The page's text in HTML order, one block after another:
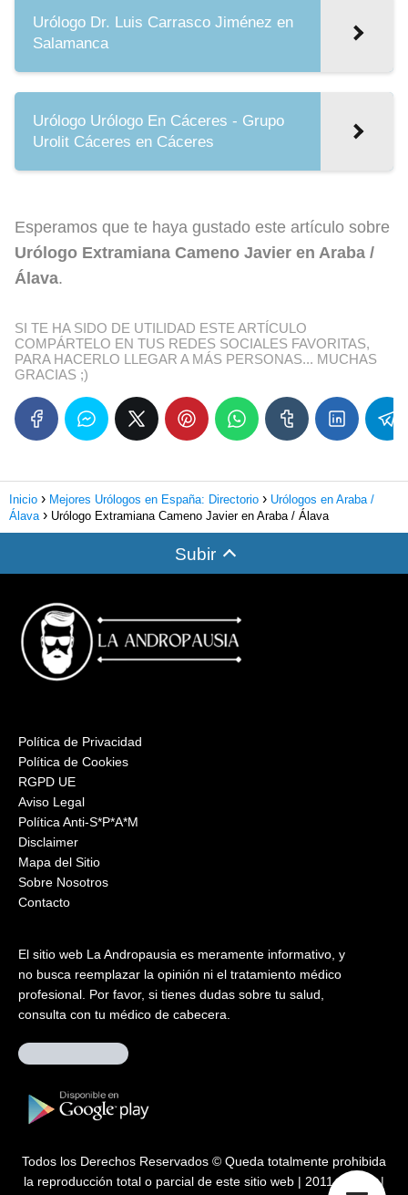
Urólogo Dr. Luis Carrasco Jiménez en
Salamanca
Urólogo Urólogo En Cáceres - Grupo
Urolit Cáceres en Cáceres
Esperamos que te haya gustado este artículo sobre
Urólogo Extramiana Cameno Javier en Araba /
Álava.
SI TE HA SIDO DE UTILIDAD ESTE ARTÍCULO
COMPÁRTELO EN TUS REDES SOCIALES FAVORITAS,
PARA HACERLO LLEGAR A MÁS PERSONAS... MUCHAS
GRACIAS ;)
Inicio Mejores Urólogos en España: Directorio
Urólogos en Araba /
Álava
Urólogo Extramiana Cameno Javier en Araba / Álava
Subir
Política de Privacidad
Política de Cookies
RGPD UE
Aviso Legal
Política Anti-S*P*A*M
Disclaimer
Mapa del Sitio
Sobre Nosotros
Contacto
El sitio web La Andropausia es meramente informativo, y
no busca reemplazar la opinión ni el tratamiento médico
profesional. Por favor, si tienes dudas sobre tu salud,
consulta con tu médico de cabecera.
Todos los Derechos Reservados © Queda totalmente prohibida
la reproducción total o parcial de este sitio web | 2011 – 2026 |